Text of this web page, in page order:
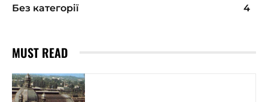
Без категорії
4
MUST READ